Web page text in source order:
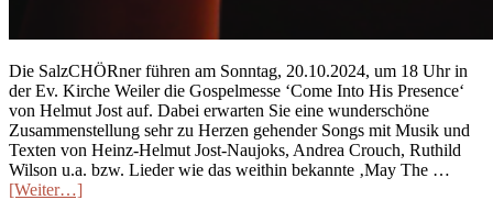
Die SalzCHÖRner führen am Sonntag, 20.10.2024, um 18 Uhr in
der Ev. Kirche Weiler die Gospelmesse ‘Come Into His Presence‘
von Helmut Jost auf. Dabei erwarten Sie eine wunderschöne
Zusammenstellung sehr zu Herzen gehender Songs mit Musik und
Texten von Heinz-Helmut Jost-Naujoks, Andrea Crouch, Ruthild
Wilson u.a. bzw. Lieder wie das weithin bekannte ‚May The …
[Weiter…]